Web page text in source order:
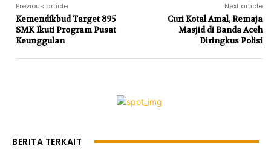
Previous article
Kemendikbud Target 895
SMK Ikuti Program Pusat
Keunggulan
Next article
Curi Kotal Amal, Remaja
Masjid di Banda Aceh
Diringkus Polisi
BERITA TERKAIT